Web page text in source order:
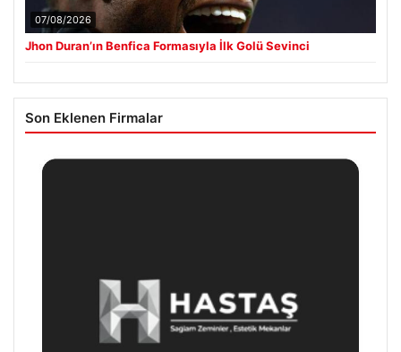
07/08/2026
Jhon Duran’ın Benfica Formasıyla İlk Golü Sevinci
Son Eklenen Firmalar